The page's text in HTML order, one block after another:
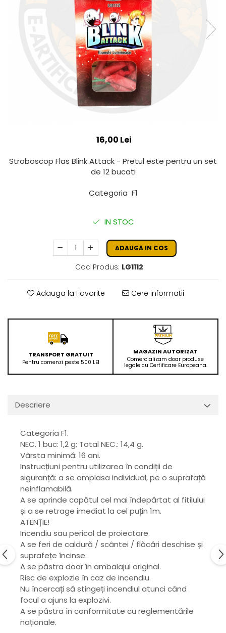
16,00 Lei
Stroboscop Flas Blink Attack - Pretul este pentru un set
de 12 bucati
Categoria F1
IN STOC
ADAUGA IN COS
Cod Produs: LG1112
Adauga la Favorite Cere informatii
TRANSPORT GRATUIT
Pentru comenzi peste 500 LEI
MAGAZIN AUTORIZAT
Comercializam doar produse
legale cu Certificare Europeana.
Descriere
Categoria F1.
NEC. 1 buc: 1,2 g; Total NEC.: 14,4 g.
Vârsta minimă: 16 ani.
Instrucțiuni pentru utilizarea în condiții de
siguranță: a se amplasa individual, pe o suprafață
neinflamabilă.
A se aprinde capătul cel mai îndepărtat al fitilului
și a se retrage imediat la cel puțin 1m.
ATENȚIE!
Incendiu sau pericol de proiectare.
A se feri de caldură / scântei / flăcări deschise și
suprafețe încinse.
A se păstra doar în ambalajul original.
Risc de explozie în caz de incendiu.
Nu încercați să stingeți incendiul atunci când
focul a ajuns la explozivi.
A se păstra în conformitate cu reglementările
naționale.